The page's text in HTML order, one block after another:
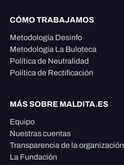
CÓMO TRABAJAMOS
Metodología Desinfo
Metodología La Buloteca
Política de Neutralidad
Política de Rectificación
MÁS SOBRE MALDITA.ES
Equipo
Nuestras cuentas
Transparencia de la organización
La Fundación